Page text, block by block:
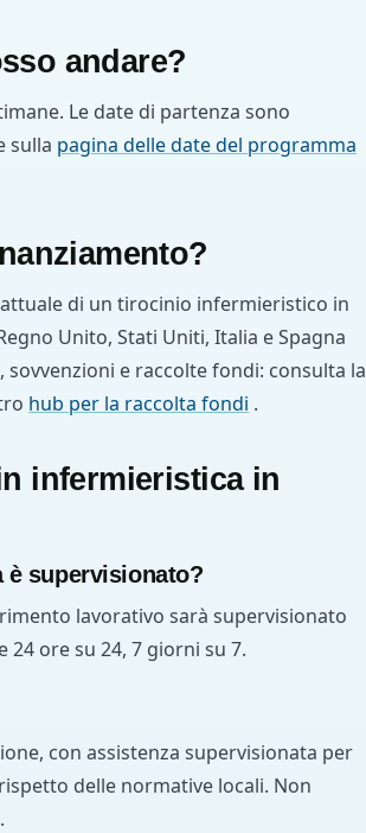
andare?
Le date di partenza sono
sulla pagina delle date del programma
di un tirocinio infermieristico in
Unito, Stati Uniti, Italia e Spagna
e raccolte fondi: consulta la
hub per la raccolta fondi .
infermieristica in
supervisionato?
lavorativo sarà supervisionato
ore su 24, 7 giorni su 7.
con assistenza supervisionata per
delle normative locali. Non